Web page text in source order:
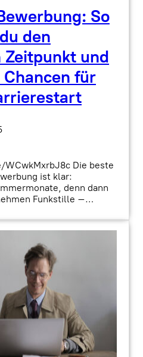
So
den
Zeitpunkt und
für
Die beste
ist klar:
denn dann
Funkstille –…